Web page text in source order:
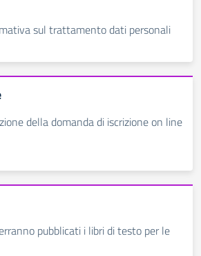
sul trattamento dati personali
della domanda di iscrizione on line
pubblicati i libri di testo per le